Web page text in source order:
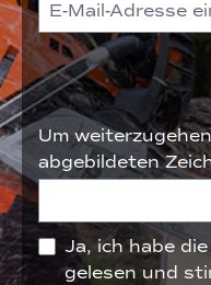
Um
abgebildeten
Ja, ich habe die
gelesen und